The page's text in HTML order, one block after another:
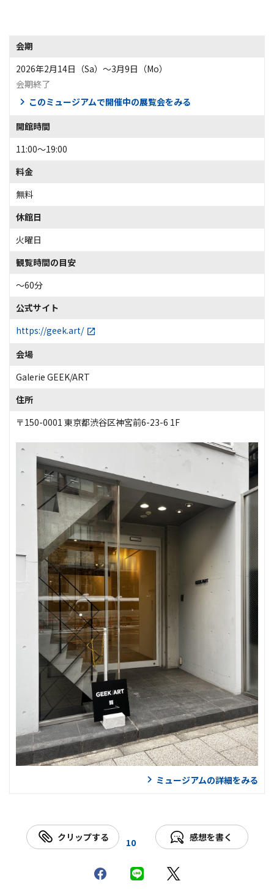
会期
2026年2月14日（Sa）〜3月9日（Mo）
会期終了
このミュージアムで開催中の展覧会をみる
開館時間
11:00〜19:00
料金
無料
休館日
火曜日
観覧時間の目安
～60分
公式サイト
https://geek.art/
会場
Galerie GEEK/ART
住所
〒150-0001 東京都渋谷区神宮前6-23-6 1F
ミュージアムの詳細をみる
クリップする 10 感想を書く